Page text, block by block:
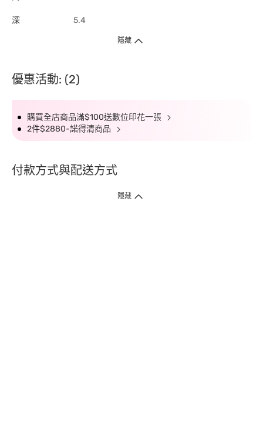
深 5.4
隱藏
優惠活動: (2)
購買全店商品滿$100送數位印花一張
2件$2880-諾得清商品
付款方式與配送方式
隱藏